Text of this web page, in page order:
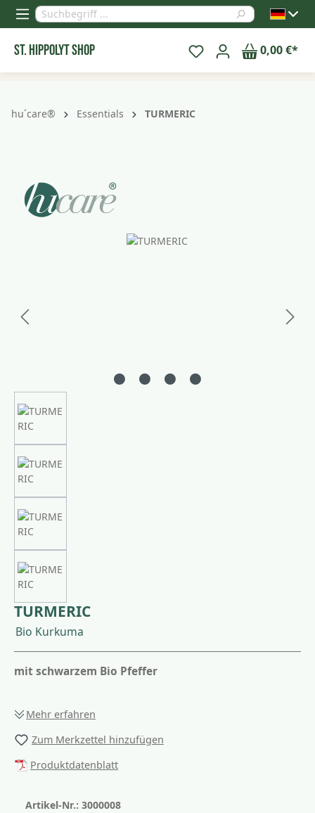
springen
St. Hippolyt Shop 0,00 €*
hu´care® Essentials TURMERIC
Bildergalerie überspringen
TURMERIC
Bio Kurkuma
mit schwarzem Bio Pfeffer
Mehr erfahren
Zum Merkzettel hinzufügen
Produktdatenblatt
Artikel-Nr.: 3000008